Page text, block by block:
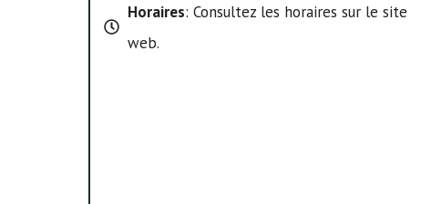
Horaires: Consultez les horaires sur le site
web.